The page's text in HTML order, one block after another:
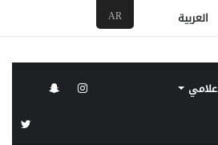
العربية AR